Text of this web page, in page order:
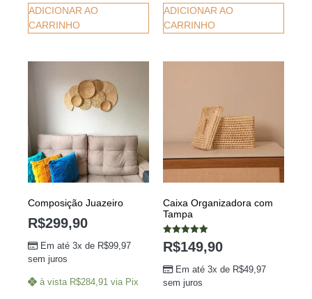
ADICIONAR AO
CARRINHO
ADICIONAR AO
CARRINHO
Composição Juazeiro
R$299,90
Em até 3x de R$99,97
sem juros
à vista R$284,91 via Pix
Caixa Organizadora com
Tampa
Avaliação
5.00
R$149,90
Em até 3x de R$49,97
sem juros